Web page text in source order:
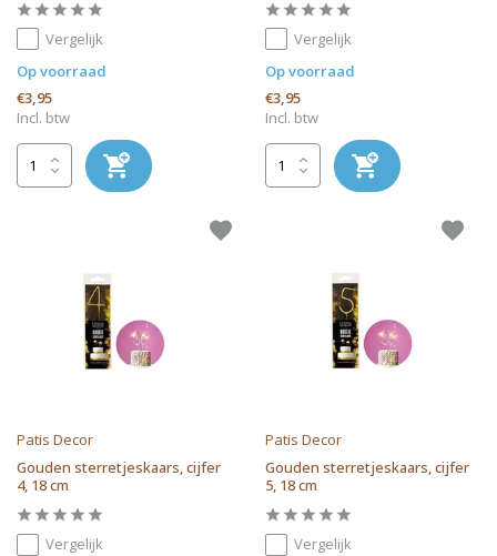
Vergelijk
Op voorraad
€3,95
Incl. btw
Vergelijk
Op voorraad
€3,95
Incl. btw
Patis Decor
Gouden sterretjeskaars, cijfer
4, 18 cm
Vergelijk
Patis Decor
Gouden sterretjeskaars, cijfer
5, 18 cm
Vergelijk